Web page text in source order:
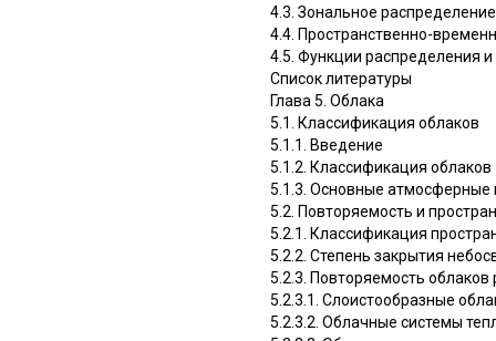
4.3. Зональное распределение
4.4. Пространственно-
4.5. Функции распределения
Список литературы
Глава 5. Облака
5.1. Классификация облаков
5.1.1. Введение
5.1.2. Классификация облаков
5.1.3. Основные
5.2. Повторяемость и
5.2.1. Классификация
5.2.2. Степень закрытия
5.2.3. Повторяемость
5.2.3.1. Слоистообразные
5.2.3.2. Облачные системы